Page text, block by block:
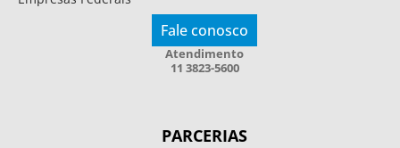
Fale conosco
Atendimento
11 3823-5600
PARCERIAS